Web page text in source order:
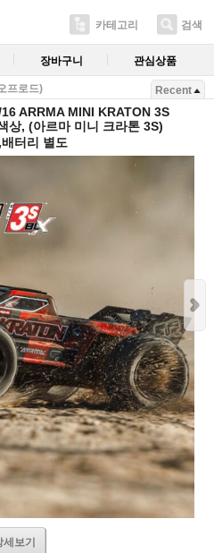
카테고리 검색
장바구니 관심상품
프로드) Recent
ARRMA MINI KRATON 3S
, (아르마 미니 크라톤 3S)
터리 별도
세보기